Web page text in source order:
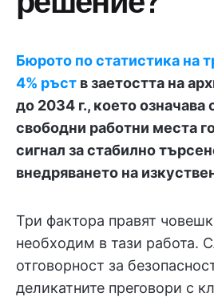
Бюрото по статистика на
4% ръст в заетостта на
до 2034 г., което означава
свободни работни места
сигнал за стабилно
внедряването на
Три фактора правят
необходим в тази работа.
отговорност за
деликатните преговори с